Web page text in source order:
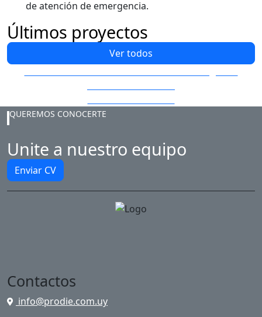
de atención de emergencia.
Últimos proyectos
Ver todos
QUEREMOS CONOCERTE
Unite a nuestro equipo
Enviar CV
Contactos
info@prodie.com.uy